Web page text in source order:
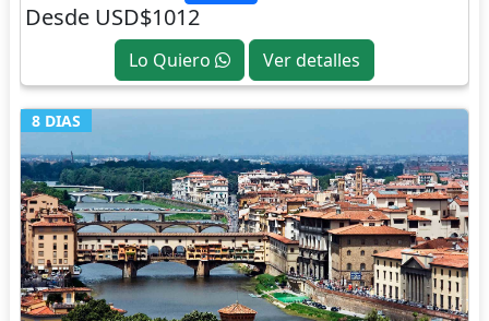
Desde USD$1012
Lo Quiero Ver detalles
8 DIAS